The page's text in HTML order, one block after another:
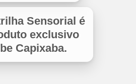
Sensorial é
exclusivo
Capixaba.